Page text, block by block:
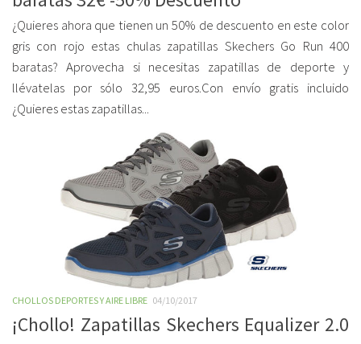
¿Quieres ahora que tienen un 50% de descuento en este color
gris con rojo estas chulas zapatillas Skechers Go Run 400
baratas? Aprovecha si necesitas zapatillas de deporte y
llévatelas por sólo 32,95 euros.Con envío gratis incluido
¿Quieres estas zapatillas...
CHOLLOS DEPORTES Y AIRE LIBRE 04/10/2017
¡Chollo! Zapatillas Skechers Equalizer 2.0